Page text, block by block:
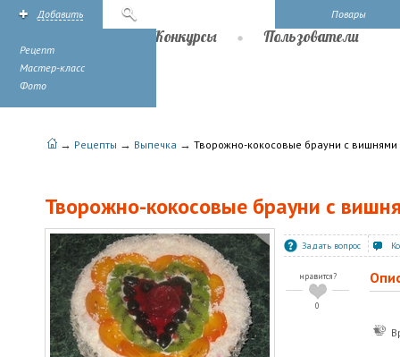
Повары
Добавить
Рецепт
Мастер-класс
Фото
Конкурсы Пользователи
→ Рецепты → Выпечка → Творожно-кокосовые брауни с вишнями
Творожно-кокосовые брауни с
Задать вопрос
нравится?
0